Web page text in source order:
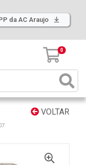
da AC Araujo
0
VOLTAR